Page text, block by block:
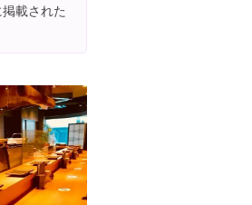
載された